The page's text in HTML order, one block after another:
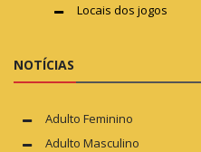
Locais dos jogos
NOTÍCIAS
Adulto Feminino
Adulto Masculino